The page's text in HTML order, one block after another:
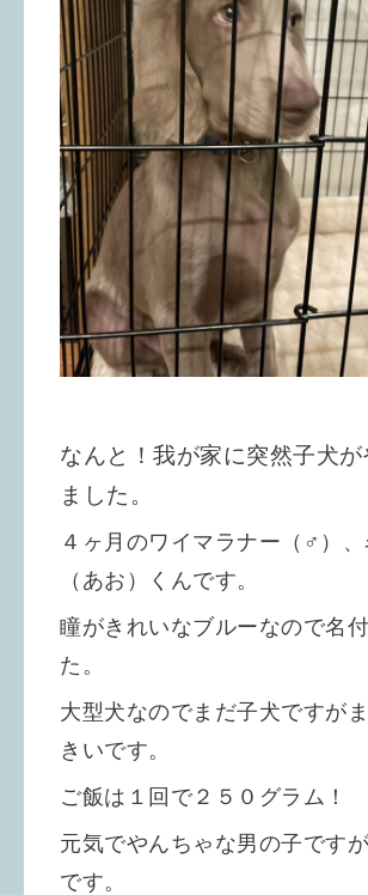
なんと！我が家に突然子犬が
ました。
４ヶ月のワイマラナー（♂）
（あお）くんです。
瞳がきれいなブルーなので名
た。
大型犬なのでまだ子犬ですが
きいです。
ご飯は１回で２５０グラム！
元気でやんちゃな男の子です
です。